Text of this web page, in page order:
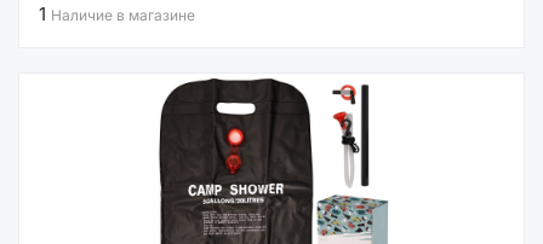
1 Наличие в магазине